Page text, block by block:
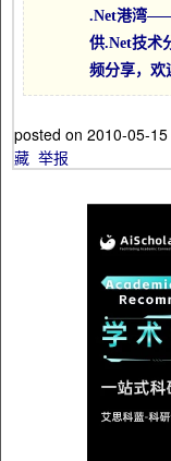
.Net港湾
供.Net技术
频分享，欢
posted on 2010-05-
藏 举报